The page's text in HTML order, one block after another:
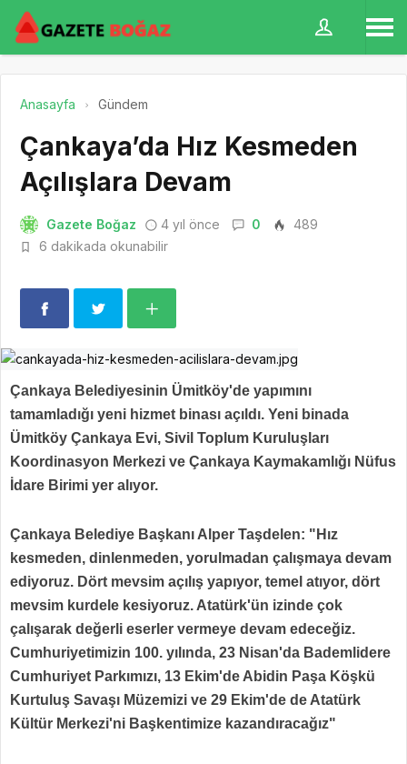
Anasayfa Gündem
Çankaya’da Hız Kesmeden
Açılışlara Devam
Gazete Boğaz 4 yıl önce 0
489
6 dakikada okunabilir
Çankaya Belediyesinin Ümitköy'de yapımını
tamamladığı yeni hizmet binası açıldı. Yeni binada
Ümitköy Çankaya Evi, Sivil Toplum Kuruluşları
Koordinasyon Merkezi ve Çankaya Kaymakamlığı Nüfus
İdare Birimi yer alıyor.
Çankaya Belediye Başkanı Alper Taşdelen: "Hız
kesmeden, dinlenmeden, yorulmadan çalışmaya devam
ediyoruz. Dört mevsim açılış yapıyor, temel atıyor, dört
mevsim kurdele kesiyoruz. Atatürk'ün izinde çok
çalışarak değerli eserler vermeye devam edeceğiz.
Cumhuriyetimizin 100. yılında, 23 Nisan'da Bademlidere
Cumhuriyet Parkımızı, 13 Ekim'de Abidin Paşa Köşkü
Kurtuluş Savaşı Müzemizi ve 29 Ekim'de de Atatürk
Kültür Merkezi'ni Başkentimize kazandıracağız"